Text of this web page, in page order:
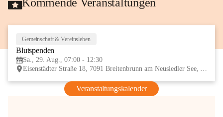
Gemeinschaft & Vereinsleben
Blutspenden
Sa., 29. Aug., 07:00 - 12:30
Eisenstädter Straße 18, 7091 Breitenbrunn am Neusiedler See, AUT
Veranstaltungskalender